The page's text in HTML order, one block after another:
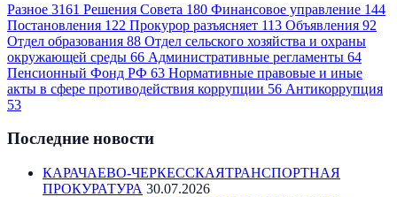
Разное 3161 Решения Совета 180 Финансовое управление 144
Постановления 122 Прокурор разъясняет 113 Объявления 92
Отдел образования 88 Отдел сельского хозяйства и охраны
окружающей среды 66 Административные регламенты 64
Пенсионный Фонд РФ 63 Нормативные правовые и иные
акты в сфере противодействия коррупции 56 Антикоррупция
53
Последние новости
КАРАЧАЕВО-ЧЕРКЕССКАЯТРАНСПОРТНАЯ
ПРОКУРАТУРА 30.07.2026